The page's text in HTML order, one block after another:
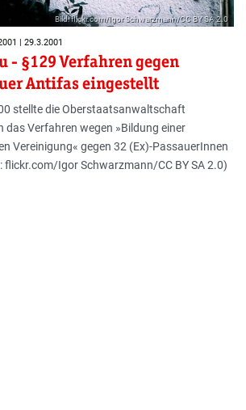
Bild: flickr.com/Igor Schwarzmann/CC BY SA 2.0
| 29.3.2001
- §129 Verfahren gegen
Antifas eingestellt
stellte die Oberstaatsanwaltschaft
das Verfahren wegen »Bildung einer
Vereinigung« gegen 32 (Ex)-PassauerInnen
flickr.com/Igor Schwarzmann/CC BY SA 2.0)